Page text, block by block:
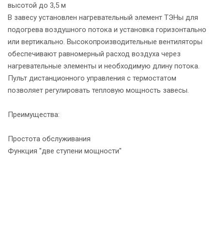
высотой до 3,5 м
В завесу установлен нагревательный элемент ТЭНы для
подогрева воздушного потока и установка горизонтально
или вертикально. Высокопроизводительные вентиляторы
обеспечивают равномерный расход воздуха через
нагревательные элементы и необходимую длину потока.
Пульт дистанционного управления с термостатом
позволяет регулировать тепловую мощность завесы.
Преимущества:
Простота обслуживания
Функция "две ступени мощности"